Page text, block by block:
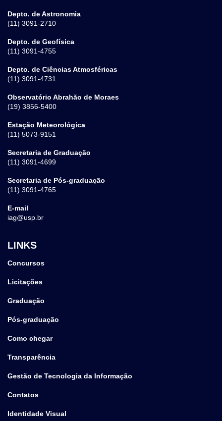
Depto. de Astronomia
(11) 3091-2710
Depto. de Geofísica
(11) 3091-4755
Depto. de Ciências Atmosféricas
(11) 3091-4731
Observatório Abrahão de Moraes
(19) 3856-5400
Estação Meteorológica
(11) 5073-9151
Secretaria de Graduação
(11) 3091-4699
Secretaria de Pós-graduação
(11) 3091-4765
E-mail
iag@usp.br
LINKS
Concursos
Licitações
Graduação
Pós-graduação
Como chegar
Transparência
Gestão de Tecnologia da Informação
Contatos
Identidade Visual